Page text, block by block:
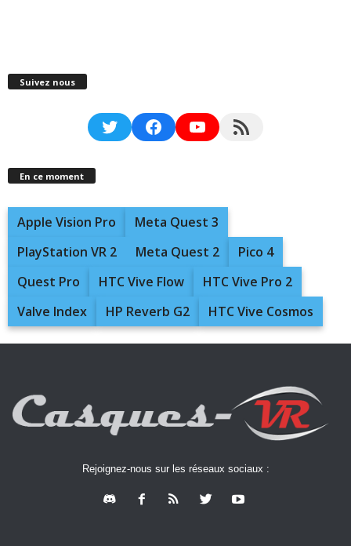
Suivez nous
TwitterFacebookYouTubeRSS Feed
En ce moment
Apple Vision Pro
Meta Quest 3
PlayStation VR 2
Meta Quest 2
Pico 4
Quest Pro
HTC Vive Flow
HTC Vive Pro 2
Valve Index
HP Reverb G2 HTC Vive Cosmos
Rejoignez-nous sur les réseaux sociaux :